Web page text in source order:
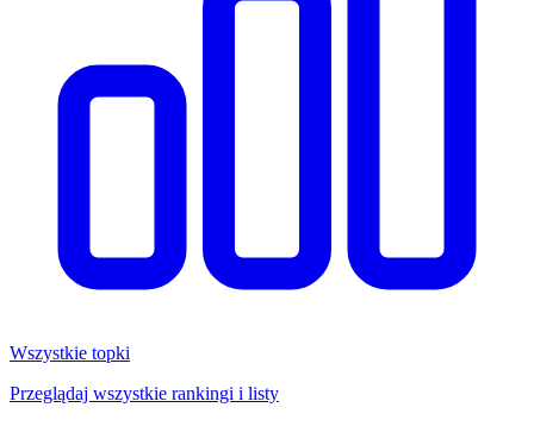
Wszystkie topki
Przeglądaj wszystkie rankingi i listy